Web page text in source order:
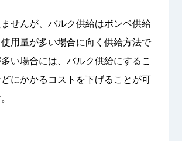
せんが、バルク供給はボンベ供給
用量が多い場合に向く供給方法で
い場合には、バルク供給にするこ
にかかるコストを下げることが可